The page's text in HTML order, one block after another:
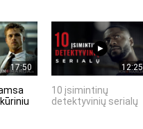
17:50 12:25
10 įsimintinų
detektyvinių serialų